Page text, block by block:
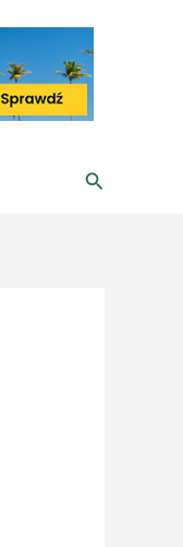
Szukaj